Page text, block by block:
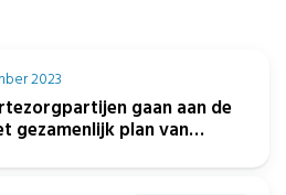
2023
gaan aan de
gezamenlijk plan van